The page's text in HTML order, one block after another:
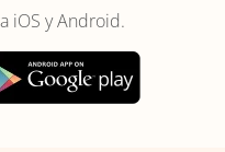
iOS y Android.